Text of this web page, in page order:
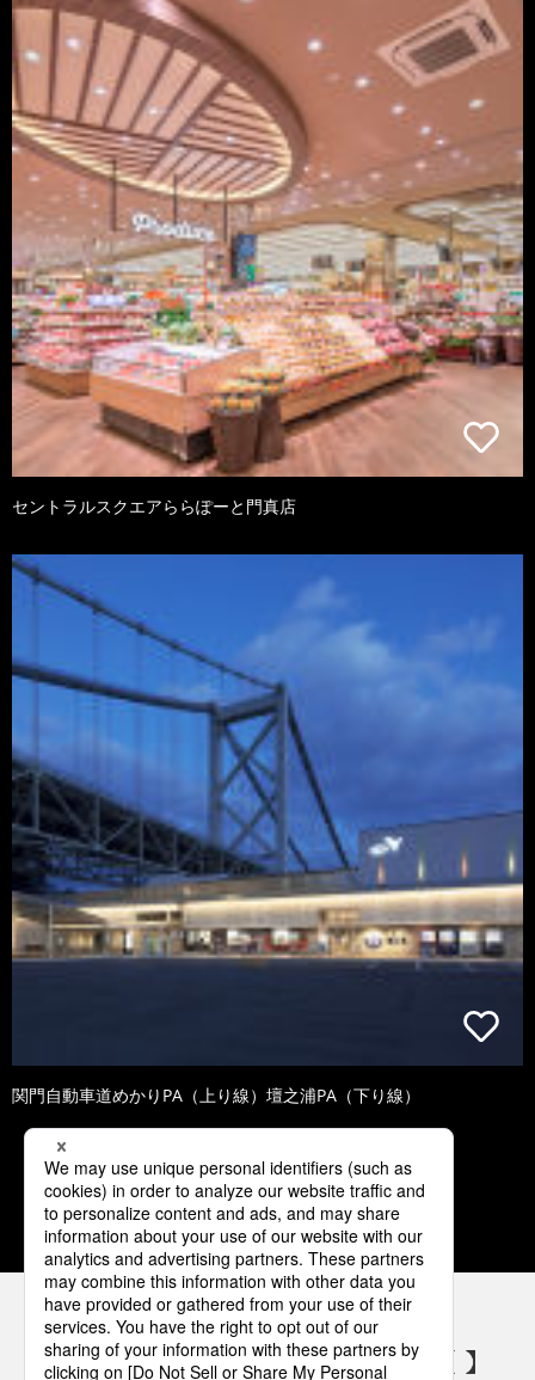
セントラルスクエアららぽーと門真店
関門自動車道めかりPA（上り線）壇之浦PA（下り線）
1 2 3 4 5
パナソニックの電気設備 SNSアカウント